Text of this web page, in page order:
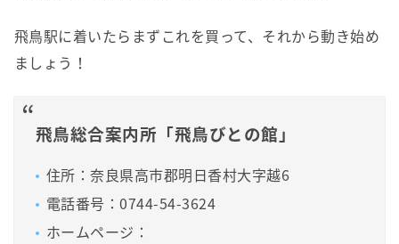
飛鳥駅に着いたらまずこれを買って、それから動き始め
ましょう！
飛鳥総合案内所「飛鳥びとの館」
住所：奈良県高市郡明日香村大字越6
電話番号：0744-54-3624
ホームページ：